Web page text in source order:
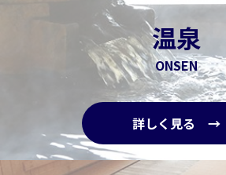
温泉
ONSEN
詳しく見る →